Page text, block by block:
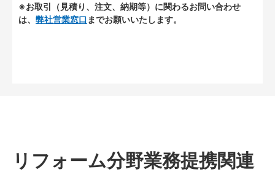
※お取引（見積り、注文、納期等）に関わるお問い合わせ
は、 弊社営業窓口 までお願いいたします。
リフォーム分野業務提携関連